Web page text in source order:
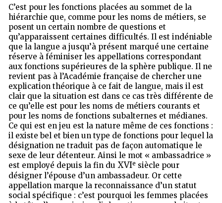
C’est pour les fonctions placées au sommet de la
hiérarchie que, comme pour les noms de métiers, se
posent un certain nombre de questions et
qu’apparaissent certaines difficultés. Il est indéniable
que la langue a jusqu’à présent marqué une certaine
réserve à féminiser les appellations correspondant
aux fonctions supérieures de la sphère publique. Il ne
revient pas à l’Académie française de chercher une
explication théorique à ce fait de langue, mais il est
clair que la situation est dans ce cas très différente de
ce qu’elle est pour les noms de métiers courants et
pour les noms de fonctions subalternes et médianes.
Ce qui est en jeu est la nature même de ces fonctions :
il existe bel et bien un type de fonctions pour lequel la
désignation ne traduit pas de façon automatique le
sexe de leur détenteur. Ainsi le mot « ambassadrice »
est employé depuis la fin du XVIe siècle pour
désigner l’épouse d’un ambassadeur. Or cette
appellation marque la reconnaissance d’un statut
social spécifique : c’est pourquoi les femmes placées